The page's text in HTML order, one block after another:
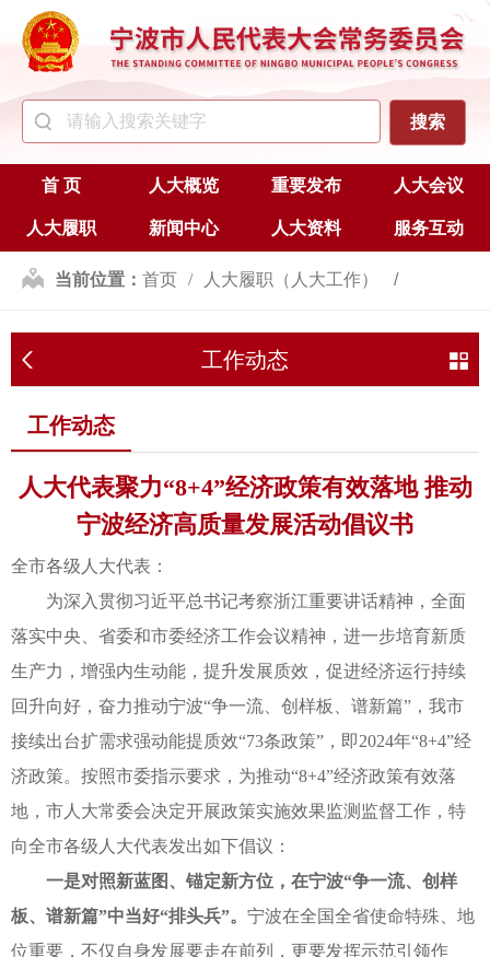
首 页 人大概览 重要发布 人大会议
人大履职 新闻中心 人大资料 服务互动
当前位置： 首页 人大履职（人大工作）
代表工作 工作动态
工作动态
工作动态
人大代表聚力“8+4”经济政策有效落地 推动
宁波经济高质量发展活动倡议书
全市各级人大代表：
为深入贯彻习近平总书记考察浙江重要讲话精神，全面
落实中央、省委和市委经济工作会议精神，进一步培育新质
生产力，增强内生动能，提升发展质效，促进经济运行持续
回升向好，奋力推动宁波“争一流、创样板、谱新篇”，我市
接续出台扩需求强动能提质效“73条政策”，即2024年“8+4”经
济政策。按照市委指示要求，为推动“8+4”经济政策有效落
地，市人大常委会决定开展政策实施效果监测监督工作，特
向全市各级人大代表发出如下倡议：
一是对照新蓝图、锚定新方位，在宁波“争一流、创样
板、谱新篇”中当好“排头兵”。 宁波在全国全省使命特殊、地
位重要，不仅自身发展要走在前列，更要发挥示范引领作